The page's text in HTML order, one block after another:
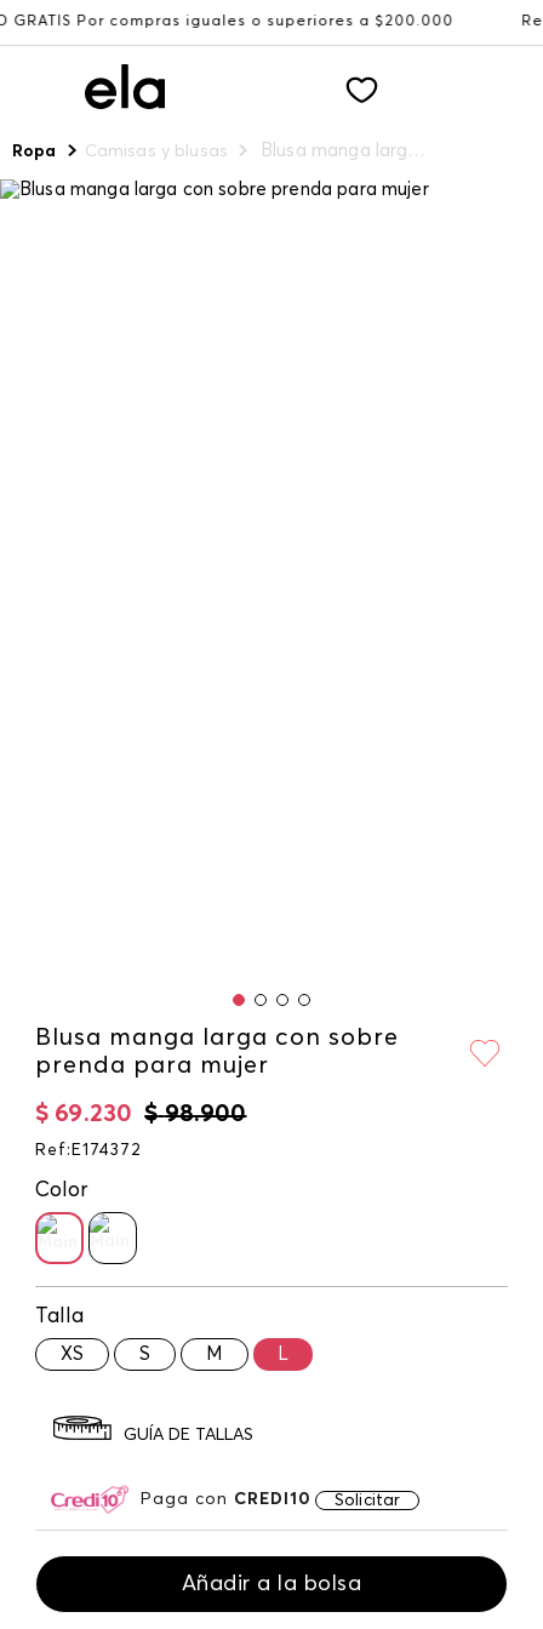
compras iguales o superiores a $200.000 Recibe:
Ropa Camisas y blusas Blusa manga larga con sobre prenda para mujer
Blusa manga larga con sobre
prenda para mujer
$ 98.900
$ 69.230
Ref : E174372
Color
Talla
XS S M L
GUÍA DE TALLAS
Paga con CREDI10 Solicitar
Añadir a la bolsa